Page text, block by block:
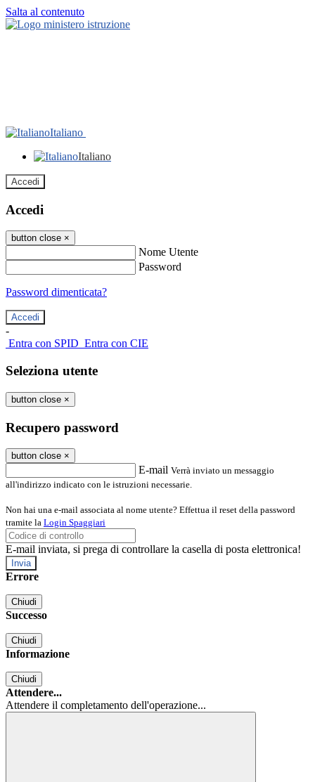
Salta al contenuto
Italiano
Italiano
Accedi
Accedi
button close ×
Nome Utente
Password
Password dimenticata?
-
Entra con SPID Entra con CIE
Seleziona utente
button close ×
Recupero password
button close ×
E-mail Verrà inviato un messaggio
all'indirizzo indicato con le istruzioni necessarie.
Non hai una e-mail associata al nome utente? Effettua il reset della password
tramite la Login Spaggiari
E-mail inviata, si prega di controllare la casella di posta elettronica!
Errore
Chiudi
Successo
Chiudi
Informazione
Chiudi
Attendere...
Attendere il completamento dell'operazione...